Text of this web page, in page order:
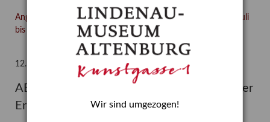
Angebote der Altenburger Museen in den Sommerferien (6. Juli
bis 14. August 2026)
(6,7 MiB)
12. Dezember 2021, 15:00 Uhr
ABGESAGT: Führung: Der Altenburger Maler
Erdmann Julius Dietrich
Wir sind umgezogen!